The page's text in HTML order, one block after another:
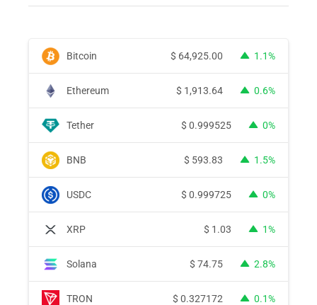
Bitcoin $ 64,925.00 1.1%
Ethereum $ 1,913.64 0.6%
Tether $ 0.999525 0%
BNB $ 593.83 1.5%
USDC $ 0.999725 0%
XRP $ 1.03 1%
Solana $ 74.75 2.8%
TRON $ 0.327172 0.1%